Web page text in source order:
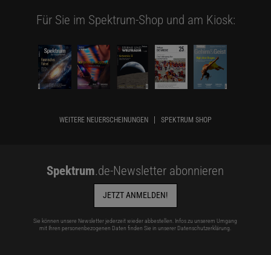
Für Sie im Spektrum-Shop und am Kiosk:
WEITERE NEUERSCHEINUNGEN SPEKTRUM SHOP
Spektrum.de-Newsletter abonnieren
JETZT ANMELDEN!
Sie können unsere Newsletter jederzeit wieder abbestellen. Infos zu unserem Umgang
mit Ihren personenbezogenen Daten finden Sie in unserer Datenschutzerklärung.